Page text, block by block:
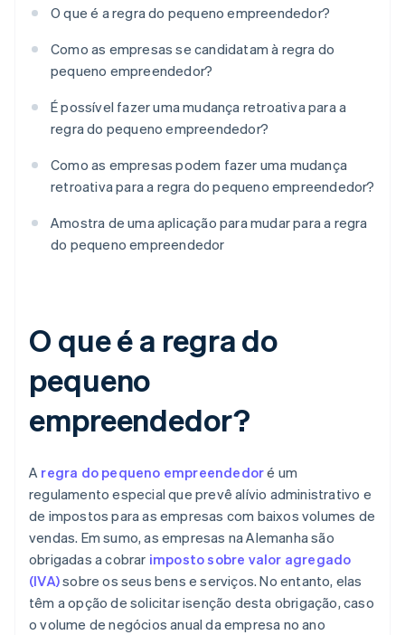
O que é a regra do pequeno empreendedor?
Como as empresas se candidatam à regra do
pequeno empreendedor?
É possível fazer uma mudança retroativa para a
regra do pequeno empreendedor?
Como as empresas podem fazer uma mudança
retroativa para a regra do pequeno empreendedor?
Amostra de uma aplicação para mudar para a regra
do pequeno empreendedor
O que é a regra do
pequeno
empreendedor?
A regra do pequeno empreendedoré um
regulamento especial que prevê alívio administrativo e
de impostos para as empresas com baixos volumes de
vendas. Em sumo, as empresas na Alemanha são
obrigadas a cobrar imposto sobre valor agregado
(IVA)sobre os seus bens e serviços. No entanto, elas
têm a opção de solicitar isenção desta obrigação, caso
o volume de negócios anual da empresa no ano